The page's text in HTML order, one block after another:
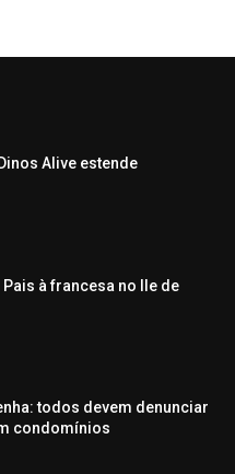
Alive estende
Pais à francesa no Ile de
todos devem denunciar
condomínios